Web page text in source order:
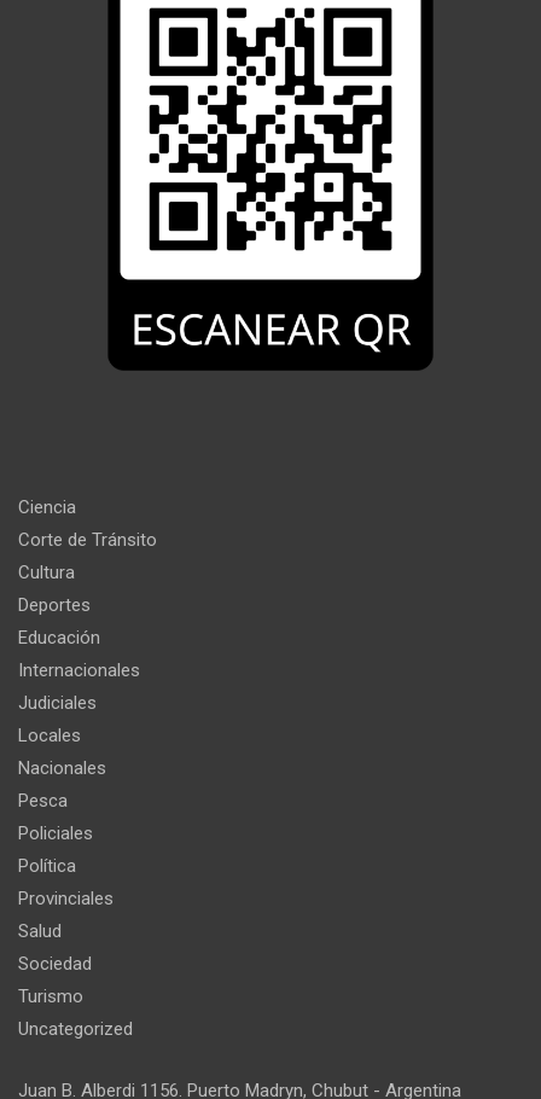
Ciencia
Corte de Tránsito
Cultura
Deportes
Educación
Internacionales
Judiciales
Locales
Nacionales
Pesca
Policiales
Política
Provinciales
Salud
Sociedad
Turismo
Uncategorized
Juan B. Alberdi 1156. Puerto Madryn, Chubut - Argentina